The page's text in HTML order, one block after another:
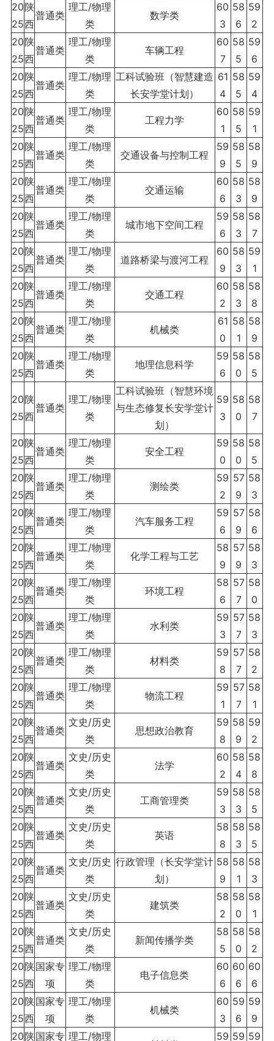
20
25
陕
西
普通类
理工/物理
类
数学类
60
3
58
6
59
2
20
25
陕
西
普通类
理工/物理
类
车辆工程
60
7
58
5
59
6
20
25
陕
西
普通类
理工/物理
类
工科试验班（智慧建造
长安学堂计划）
61
4
58
5
59
4
20
25
陕
西
普通类
理工/物理
类
工程力学
60
1
58
5
59
1
20
25
陕
西
普通类
理工/物理
类
交通设备与控制工程
59
9
58
5
58
9
20
25
陕
西
普通类
理工/物理
类
交通运输
60
6
58
3
58
9
20
25
陕
西
普通类
理工/物理
类
城市地下空间工程
59
6
58
3
58
7
20
25
陕
西
普通类
理工/物理
类
道路桥梁与渡河工程
60
9
58
3
59
1
20
25
陕
西
普通类
理工/物理
类
交通工程
60
2
58
3
58
8
20
25
陕
西
普通类
理工/物理
类
机械类
61
0
58
1
58
9
20
25
陕
西
普通类
理工/物理
类
地理信息科学
59
6
58
0
58
5
20
25
陕
西
普通类
理工/物理
类
工科试验班（智慧环境
与生态修复长安学堂计
划）
59
3
58
0
58
7
20
25
陕
西
普通类
理工/物理
类
安全工程
59
0
58
0
58
5
20
25
陕
西
普通类
理工/物理
类
测绘类
59
2
57
9
58
3
20
25
陕
西
普通类
理工/物理
类
汽车服务工程
59
6
57
9
58
6
20
25
陕
西
普通类
理工/物理
类
化学工程与工艺
58
9
57
9
58
3
20
25
陕
西
普通类
理工/物理
类
环境工程
58
6
57
7
58
0
20
25
陕
西
普通类
理工/物理
类
水利类
59
3
57
7
58
3
20
25
陕
西
普通类
理工/物理
类
材料类
59
8
57
7
58
2
20
25
陕
西
普通类
理工/物理
类
物流工程
59
1
57
7
58
1
20
25
陕
西
普通类
文史/历史
类
思想政治教育
59
8
58
9
59
2
20
25
陕
西
普通类
文史/历史
类
法学
60
2
58
4
58
8
20
25
陕
西
普通类
文史/历史
类
工商管理类
59
3
58
3
58
5
20
25
陕
西
普通类
文史/历史
类
英语
58
8
58
3
58
5
20
25
陕
西
普通类
文史/历史
类
行政管理（长安学堂计
划）
58
9
58
1
58
3
20
25
陕
西
普通类
文史/历史
类
建筑类
58
2
58
0
58
1
20
25
陕
西
普通类
文史/历史
类
新闻传播学类
58
5
58
0
58
2
20
25
陕
西
国家专
项
理工/物理
类
电子信息类
60
6
60
6
60
6
20
25
陕
西
国家专
项
理工/物理
类
机械类
60
3
59
6
59
9
20陕国家专 理工/物理 59 59 59